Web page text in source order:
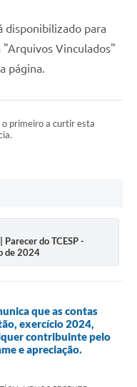
disponibilizado para
"Arquivos Vinculados"
página.
o primeiro a curtir esta
do TCESP -
de 2024
que as contas
exercício 2024,
contribuinte pelo
e apreciação.